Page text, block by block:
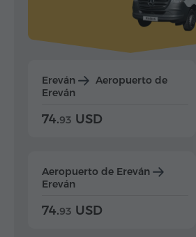
Ereván
Aeropuerto de
Ereván
74.93 USD
Aeropuerto de Ereván
Ereván
74.93 USD